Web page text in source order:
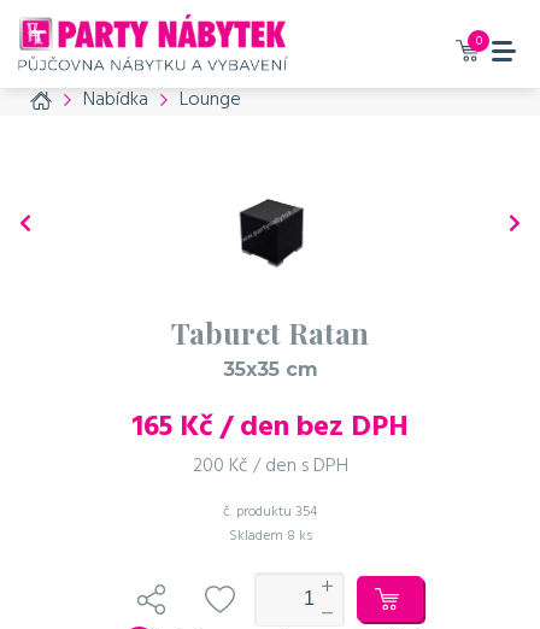
0
Home Nabídka Lounge
Taburet Ratan
35x35 cm
165 Kč / den bez DPH
200 Kč / den s DPH
č. produktu 354
Skladem 8 ks